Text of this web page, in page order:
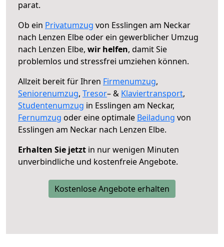
parat.
Ob ein Privatumzug von Esslingen am Neckar
nach Lenzen Elbe oder ein gewerblicher Umzug
nach Lenzen Elbe, wir helfen, damit Sie
problemlos und stressfrei umziehen können.
Allzeit bereit für Ihren Firmenumzug,
Seniorenumzug, Tresor– & Klaviertransport,
Studentenumzug in Esslingen am Neckar,
Fernumzug oder eine optimale Beiladung von
Esslingen am Neckar nach Lenzen Elbe.
Erhalten Sie jetzt in nur wenigen Minuten
unverbindliche und kostenfreie Angebote.
Kostenlose Angebote erhalten